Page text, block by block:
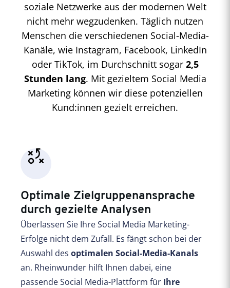
soziale Netzwerke aus der modernen Welt
nicht mehr wegzudenken. Täglich nutzen
Menschen die verschiedenen Social-Media-
Kanäle, wie Instagram, Facebook, LinkedIn
oder TikTok, im Durchschnitt sogar 2,5
Stunden lang. Mit gezieltem Social Media
Marketing können wir diese potenziellen
Kund:innen gezielt erreichen.
Optimale Zielgruppenansprache
durch gezielte Analysen
Überlassen Sie Ihre Social Media Marketing-
Erfolge nicht dem Zufall. Es fängt schon bei der
Auswahl des optimalen Social-Media-Kanals
an. Rheinwunder hilft Ihnen dabei, eine
passende Social Media-Plattform für Ihre